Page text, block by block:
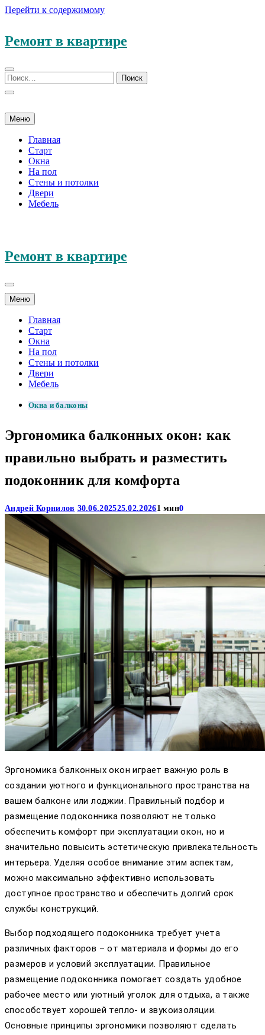
Перейти к содержимому
Ремонт в квартире
Меню
Главная
Старт
Окна
На пол
Стены и потолки
Двери
Мебель
Ремонт в квартире
Меню
Главная
Старт
Окна
На пол
Стены и потолки
Двери
Мебель
Окна и балконы
Эргономика балконных окон: как
правильно выбрать и разместить
подоконник для комфорта
Андрей Корнилов 30.06.202525.02.20261 мин0
Эргономика балконных окон играет важную роль в
создании уютного и функционального пространства на
вашем балконе или лоджии. Правильный подбор и
размещение подоконника позволяют не только
обеспечить комфорт при эксплуатации окон, но и
значительно повысить эстетическую привлекательность
интерьера. Уделяя особое внимание этим аспектам,
можно максимально эффективно использовать
доступное пространство и обеспечить долгий срок
службы конструкций.
Выбор подходящего подоконника требует учета
различных факторов – от материала и формы до его
размеров и условий эксплуатации. Правильное
размещение подоконника помогает создать удобное
рабочее место или уютный уголок для отдыха, а также
способствует хорошей тепло- и звукоизоляции.
Основные принципы эргономики позволяют сделать